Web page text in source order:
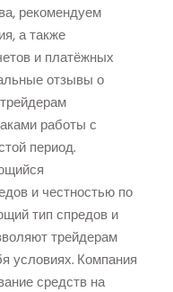
рекомендуем
а также
и платёжных
отзывы о
работы с
период.
и честностью по
тип спредов и
трейдерам
условиях. Компания
средств на